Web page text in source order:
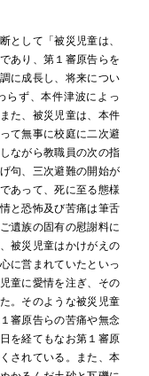
として「被災児童は、
あり、第１審原告らを
に成長し、将来につい
らず、本件津波によっ
た、被災児童は、本件
て無事に校庭に二次避
ながら教職員の次の指
句、三次避難の開始が
あって、死に至る態様
と恐怖及び苦痛は筆舌
遺族の固有の慰謝料に
被災児童はかけがえの
に営まれていたといっ
童に愛情を注ぎ、その
。そのような被災児童
審原告らの苦痛や無念
を経てもなお第１審原
されている。また、本